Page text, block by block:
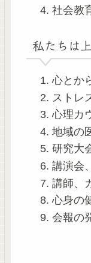
社会教
私たちは
心とか
ストレ
心理カ
地域の
研究大
講演会
講師、
心身の
会報の